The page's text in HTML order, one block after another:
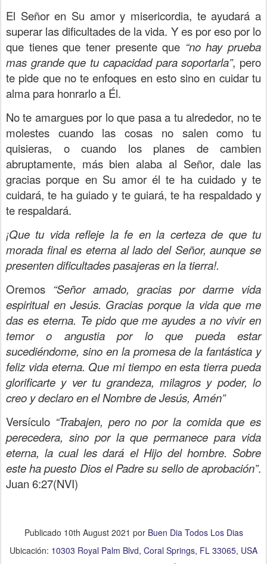
El Señor en Su amor y misericordia, te ayudará a
superar las dificultades de la vida. Y es por eso por lo
que tienes que tener presente que “no hay prueba
mas grande que tu capacidad para soportarla”, pero
te pide que no te enfoques en esto sino en cuidar tu
alma para honrarlo a Él.
No te amargues por lo que pasa a tu alrededor, no te
molestes cuando las cosas no salen como tu
quisieras, o cuando los planes de cambien
abruptamente, más bien alaba al Señor, dale las
gracias porque en Su amor él te ha cuidado y te
cuidará, te ha guiado y te guiará, te ha respaldado y
te respaldará.
¡Que tu vida refleje la fe en la certeza de que tu
morada final es eterna al lado del Señor, aunque se
presenten dificultades pasajeras en la tierra!.
Oremos “Señor amado, gracias por darme vida
espiritual en Jesús. Gracias porque la vida que me
das es eterna. Te pido que me ayudes a no vivir en
temor o angustia por lo que pueda estar
sucediéndome, sino en la promesa de la fantástica y
feliz vida eterna. Que mi tiempo en esta tierra pueda
glorificarte y ver tu grandeza, milagros y poder, lo
creo y declaro en el Nombre de Jesús, Amén”
Versículo “Trabajen, pero no por la comida que es
perecedera, sino por la que permanece para vida
eterna, la cual les dará el Hijo del hombre. Sobre
este ha puesto Dios el Padre su sello de aprobación”.
Juan 6:27(NVI)
Publicado 10th August 2021 por Buen Dia Todos Los Dias
Ubicación: 10303 Royal Palm Blvd, Coral Springs, FL 33065, USA